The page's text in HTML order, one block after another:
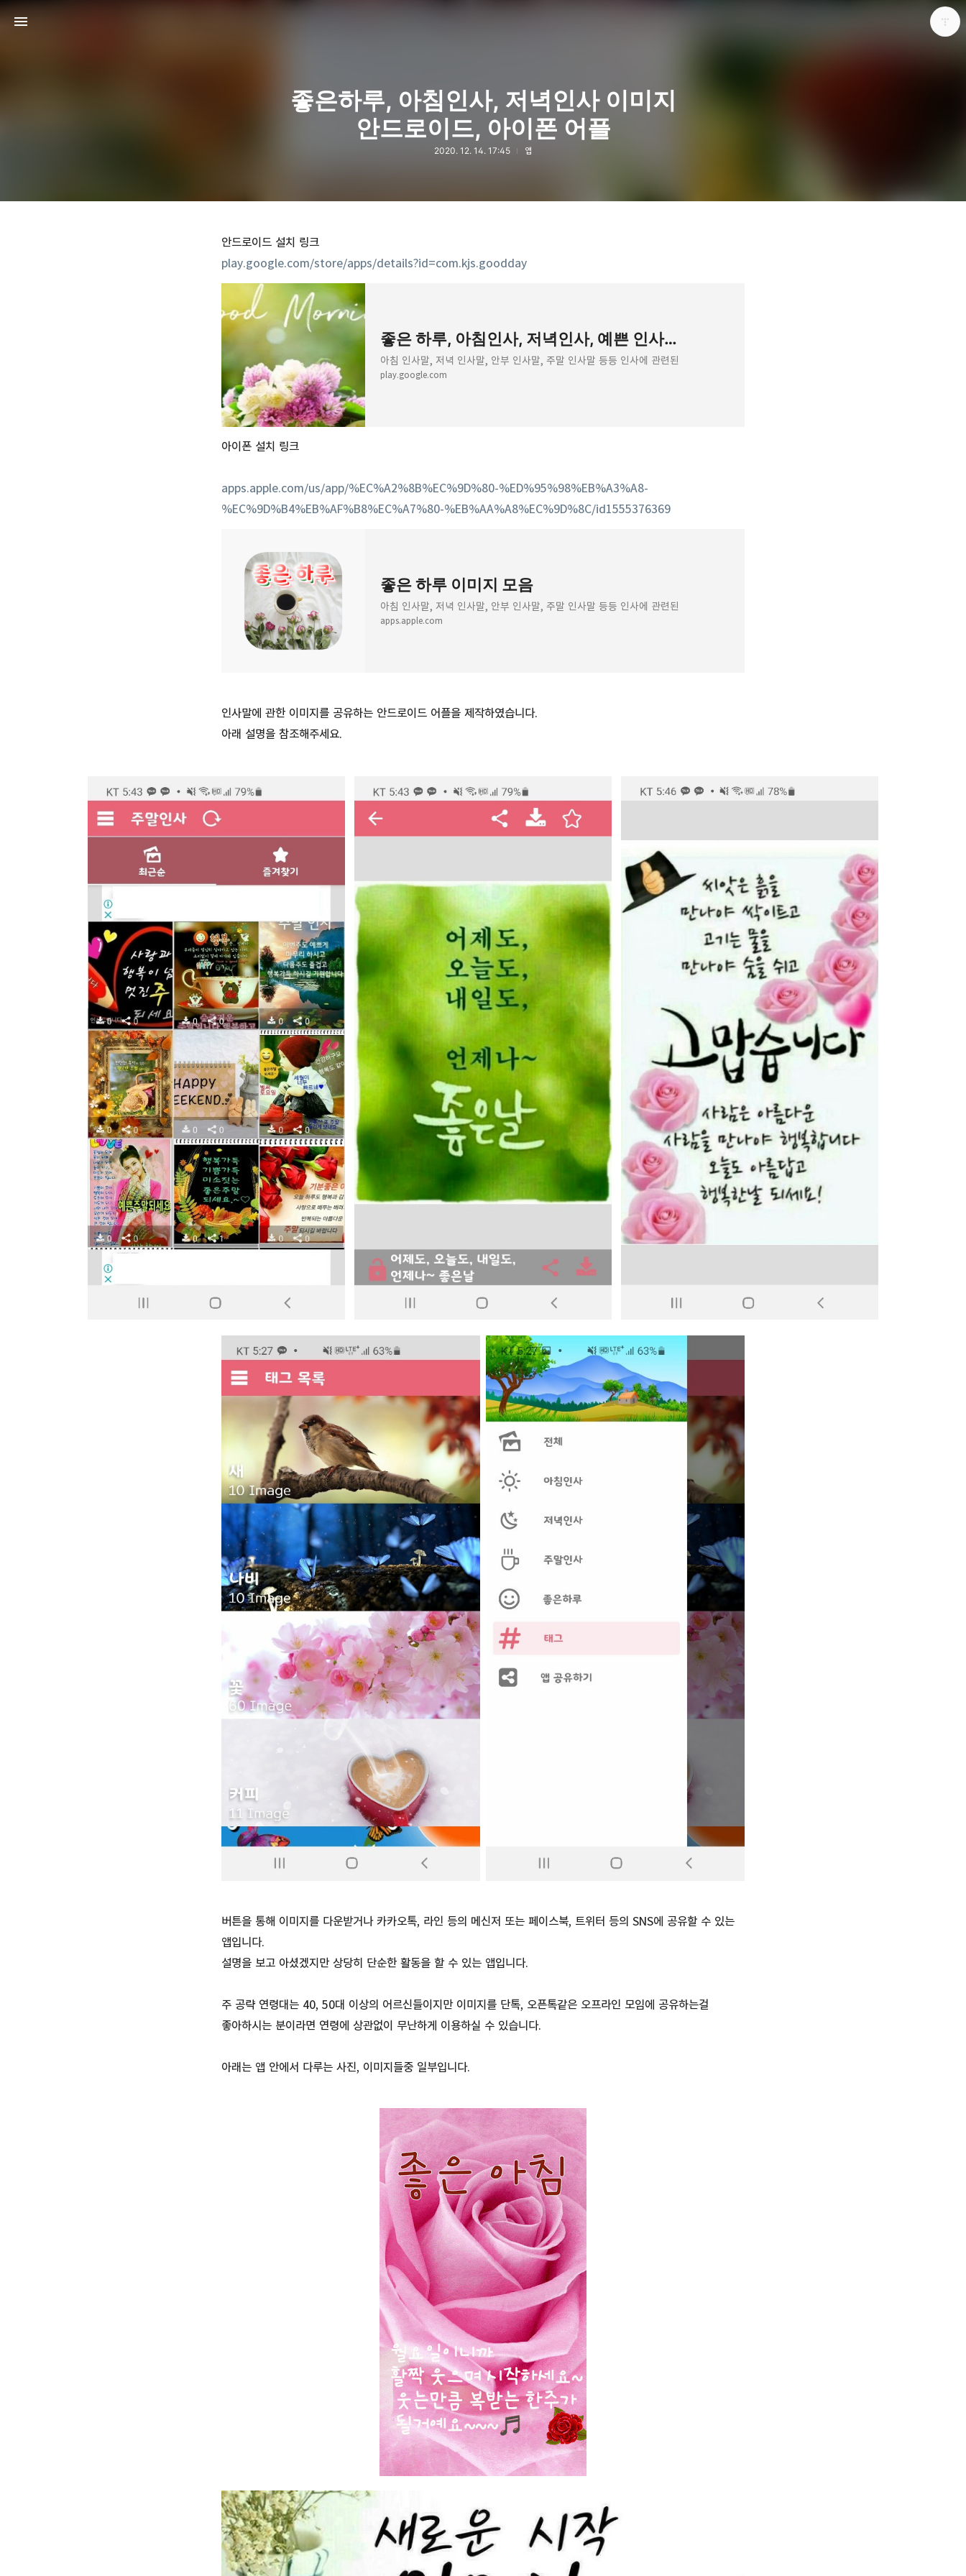
좋은하루, 아침인사, 저녁인사 이미지
안드로이드, 아이폰 어플
2020. 12. 14. 17:45 앱
안드로이드 설치 링크
play.google.com/store/apps/details?id=com.kjs.goodday
좋은 하루, 아침인사, 저녁인사, 예쁜 인사이미지 - Google Play 앱
아침 인사말, 저녁 인사말, 안부 인사말, 주말 인사말 등등 인사에 관련된 아름다운 이미지들을 직접 기기에 다운받거나 다운받지 않고도 카
play.google.com
아이폰 설치 링크
apps.apple.com/us/app/%EC%A2%8B%EC%9D%80-%ED%95%98%EB%A3%A8-
%EC%9D%B4%EB%AF%B8%EC%A7%80-%EB%AA%A8%EC%9D%8C/id1555376369
‎좋은 하루 이미지 모음
아침 인사말, 저녁 인사말, 안부 인사말, 주말 인사말 등등 인사에 관련된 아름다운 이미지들을 직접 기기에 다운받거나 다운받지 않고도 카
apps.apple.com
인사말에 관한 이미지를 공유하는 안드로이드 어플을 제작하였습니다.
아래 설명을 참조해주세요.
버튼을 통해 이미지를 다운받거나 카카오톡, 라인 등의 메신저 또는 페이스북, 트위터 등의 SNS에 공유할 수 있는
앱입니다.
설명을 보고 아셨겠지만 상당히 단순한 활동을 할 수 있는 앱입니다.
주 공략 연령대는 40, 50대 이상의 어르신들이지만 이미지를 단톡, 오픈톡같은 오프라인 모임에 공유하는걸
좋아하시는 분이라면 연령에 상관없이 무난하게 이용하실 수 있습니다.
아래는 앱 안에서 다루는 사진, 이미지들중 일부입니다.